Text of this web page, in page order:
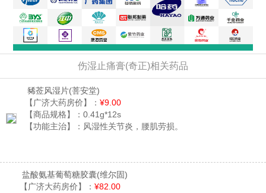
伤湿止痛膏(奇正)相关药品
豨莶风湿片(菩安堂)
【广济大药房价】： ¥9.00
【商品规格】： 0.41g*12s
【功能主治】： 风湿性关节炎，腰肌劳损。
盐酸氨基葡萄糖胶囊(维尔固)
【广济大药房价】： ¥82.00